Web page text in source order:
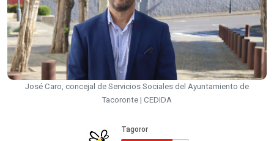
José Caro, concejal de Servicios Sociales del Ayuntamiento de
Tacoronte | CEDIDA